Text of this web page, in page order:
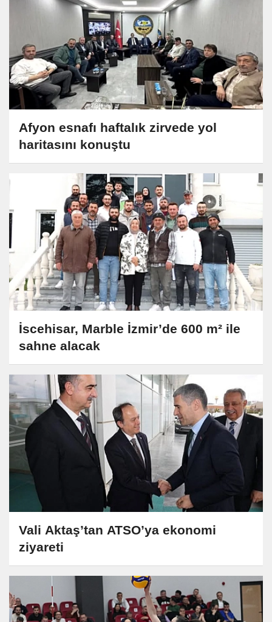
Afyon esnafı haftalık zirvede yol
haritasını konuştu
İscehisar, Marble İzmir’de 600 m² ile
sahne alacak
Vali Aktaş’tan ATSO’ya ekonomi
ziyareti